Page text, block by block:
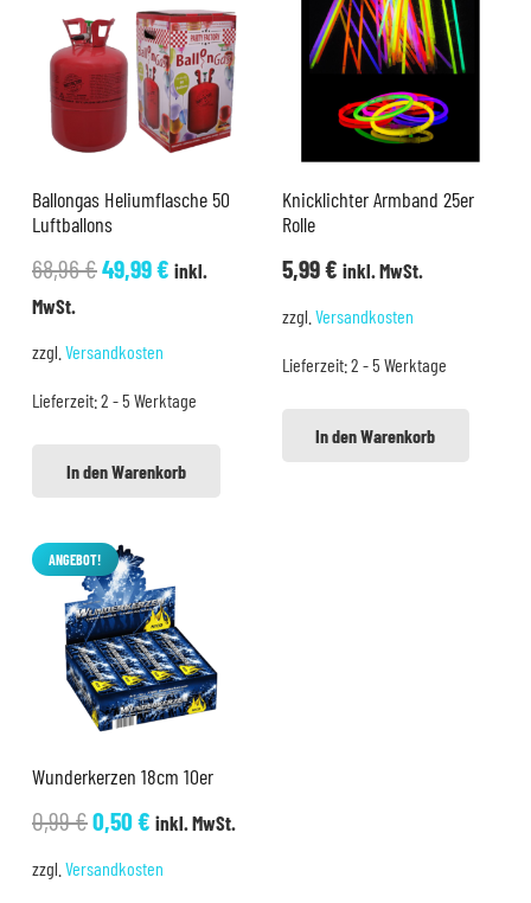
Ballongas Heliumflasche 50
Luftballons
68,96€Ursprünglicher
49,99€Aktueller
inkl.
MwSt.
zzgl. Versandkosten
Lieferzeit:2 - 5 Werktage
In den Warenkorb
Knicklichter Armband 25er
Rolle
5,99€ inkl. MwSt.
zzgl. Versandkosten
Lieferzeit:2 - 5 Werktage
In den Warenkorb
ANGEBOT!
Wunderkerzen 18cm 10er
0,99€Ursprünglicher
0,50€Aktueller
inkl. MwSt.
zzgl. Versandkosten